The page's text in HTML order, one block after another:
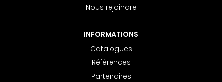
Nous rejoindre
INFORMATIONS
Catalogues
Références
Partenaires